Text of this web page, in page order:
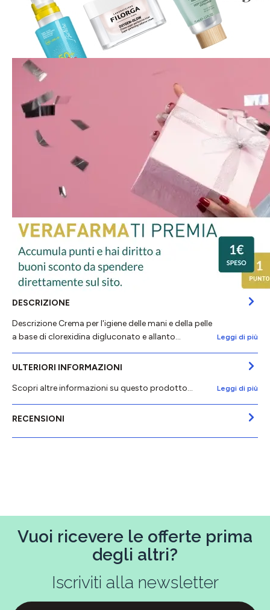
DESCRIZIONE
Descrizione Crema per l'igiene delle mani e della pelle
a base di clorexidina digluconato e allanto…
Leggi di più
ULTERIORI INFORMAZIONI
Scopri altre informazioni su questo prodotto...
Leggi di più
RECENSIONI
Vuoi ricevere le offerte prima
degli altri?
Iscriviti alla newsletter